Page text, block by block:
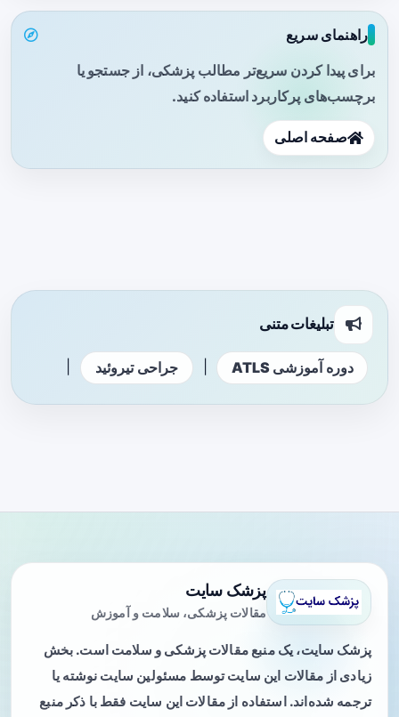
راهنمای سریع
برای پیدا کردن سریع‌تر مطالب پزشکی، از جستجو یا
برچسب‌های پرکاربرد استفاده کنید.
صفحه اصلی
تبلیغات متنی
دوره آموزشی ATLS جراحی تیروئید
پزشک سایت
مقالات پزشکی، سلامت و آموزش
پزشک سایت، یک منبع مقالات پزشکی و سلامت است. بخش
زیادی از مقالات این سایت توسط مسئولین سایت نوشته یا
ترجمه شده‌اند. استفاده از مقالات این سایت فقط با ذکر منبع